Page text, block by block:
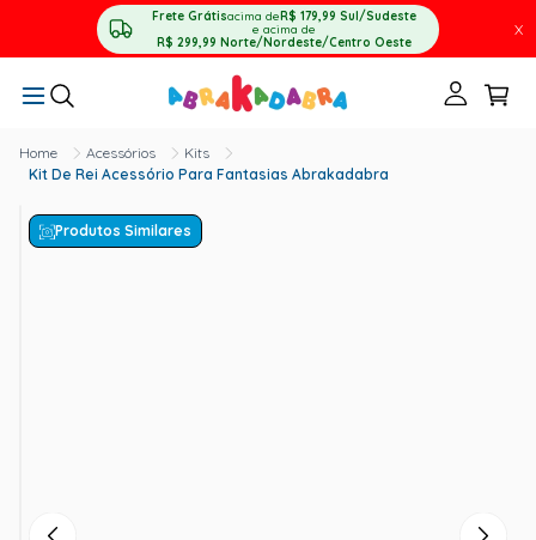
Frete Grátisacima deR$ 179,99 Sul/Sudeste
e acima de
R$ 299,99 Norte/Nordeste/Centro Oeste
X
Acessórios
Kits
Kit De Rei Acessório Para Fantasias Abrakadabra
Produtos Similares